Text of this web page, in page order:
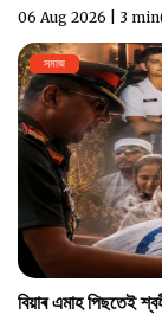
06 Aug 2026 | 3
সমাজ
বিয়াৰ এমাহ পিছতেই